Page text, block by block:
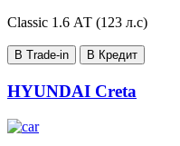
Classic 1.6 АТ (123 л.с)
В Trade-in В Кредит
HYUNDAI Creta